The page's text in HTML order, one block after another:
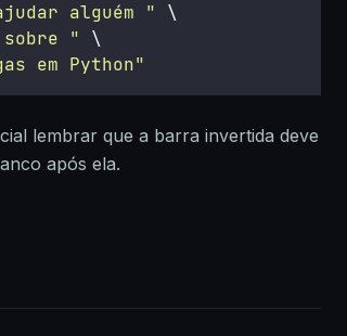
alguém " \
" \
em Python"
lembrar que a barra invertida deve
após ela.